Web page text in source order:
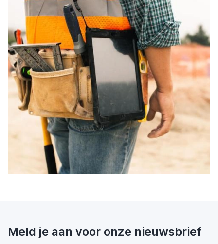
Meld je aan voor onze nieuwsbrief